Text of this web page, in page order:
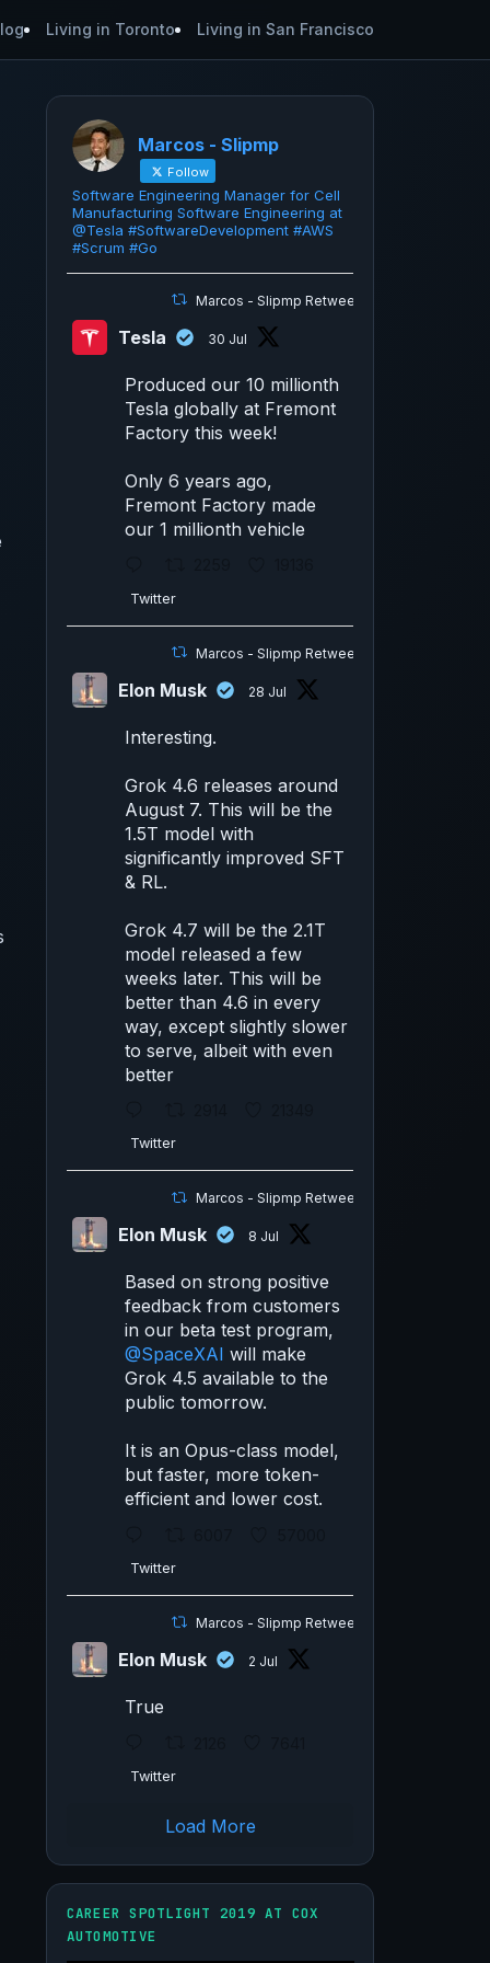
Living in Toronto Living in San Francisco
Marcos - Slipmp
Follow
Software Engineering Manager for Cell
Manufacturing Software Engineering at
@Tesla #SoftwareDevelopment #AWS
#Scrum #Go
Marcos - Slipmp Retweeted
Tesla 30 Jul
Produced our 10 millionth
Tesla globally at Fremont
Factory this week!
Only 6 years ago,
Fremont Factory made
our 1 millionth vehicle
Twitter
Marcos - Slipmp Retweeted
Elon Musk 28 Jul
Interesting.
Grok 4.6 releases around
August 7. This will be the
1.5T model with
significantly improved SFT
& RL.
Grok 4.7 will be the 2.1T
model released a few
weeks later. This will be
better than 4.6 in every
way, except slightly slower
to serve, albeit with even
better
Twitter
Marcos - Slipmp Retweeted
Elon Musk 8 Jul
Based on strong positive
feedback from customers
in our beta test program,
@SpaceXAI will make
Grok 4.5 available to the
public tomorrow.
It is an Opus-class model,
but faster, more token-
efficient and lower cost.
Twitter
Marcos - Slipmp Retweeted
Elon Musk 2 Jul
True
Twitter
Load More
CAREER SPOTLIGHT 2019 AT COX
AUTOMOTIVE